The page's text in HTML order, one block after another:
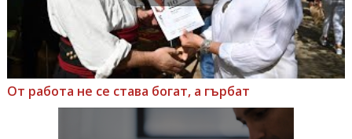
От работа не се става богат, а гърбат